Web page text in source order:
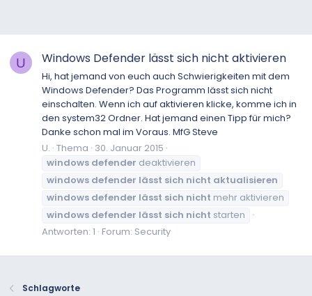
U Windows Defender lässt sich nicht aktivieren
Hi, hat jemand von euch auch Schwierigkeiten mit dem
Windows Defender? Das Programm lässt sich nicht
einschalten. Wenn ich auf aktivieren klicke, komme ich in
den system32 Ordner. Hat jemand einen Tipp für mich?
Danke schon mal im Voraus. MfG Steve
U. Thema 30. Januar 2015
windows defender deaktivieren
windows defender lässt sich nicht aktualisieren
windows defender lässt sich nicht mehr aktivieren
windows defender lässt sich nicht starten
Antworten: 1 Forum: Security
Schlagworte